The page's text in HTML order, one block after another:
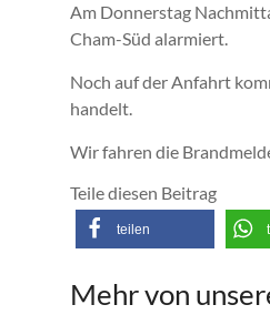
Am Donnerstag
Cham-Süd alarmiert.
Noch auf der Anfahrt
handelt.
Wir fahren die
Teile diesen Beitrag
teilen
Mehr von